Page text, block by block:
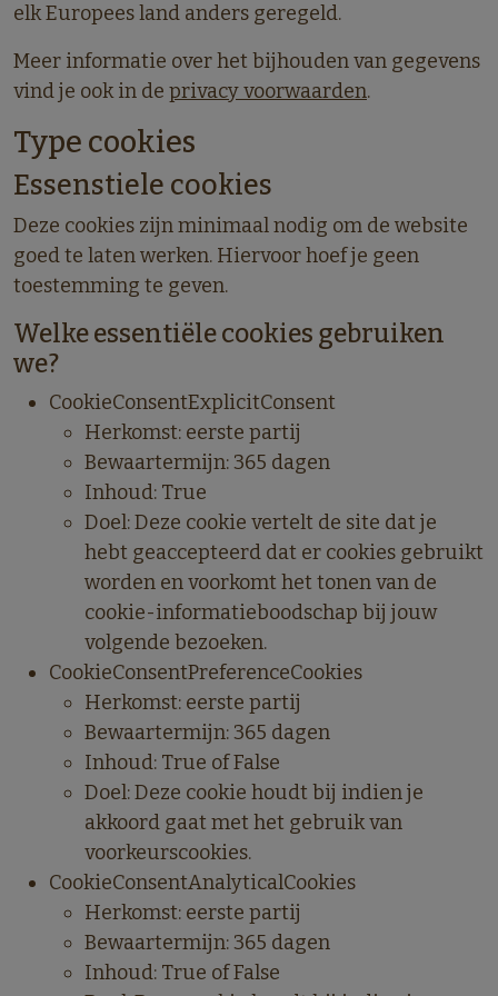
elk Europees land anders geregeld.
Meer informatie over het bijhouden van gegevens
vind je ook in de privacy voorwaarden.
Type cookies
Essenstiele cookies
Deze cookies zijn minimaal nodig om de website
goed te laten werken. Hiervoor hoef je geen
toestemming te geven.
Welke essentiële cookies gebruiken
we?
CookieConsentExplicitConsent
Herkomst: eerste partij
Bewaartermijn: 365 dagen
Inhoud: True
Doel: Deze cookie vertelt de site dat je
hebt geaccepteerd dat er cookies gebruikt
worden en voorkomt het tonen van de
cookie-informatieboodschap bij jouw
volgende bezoeken.
CookieConsentPreferenceCookies
Herkomst: eerste partij
Bewaartermijn: 365 dagen
Inhoud: True of False
Doel: Deze cookie houdt bij indien je
akkoord gaat met het gebruik van
voorkeurscookies.
CookieConsentAnalyticalCookies
Herkomst: eerste partij
Bewaartermijn: 365 dagen
Inhoud: True of False